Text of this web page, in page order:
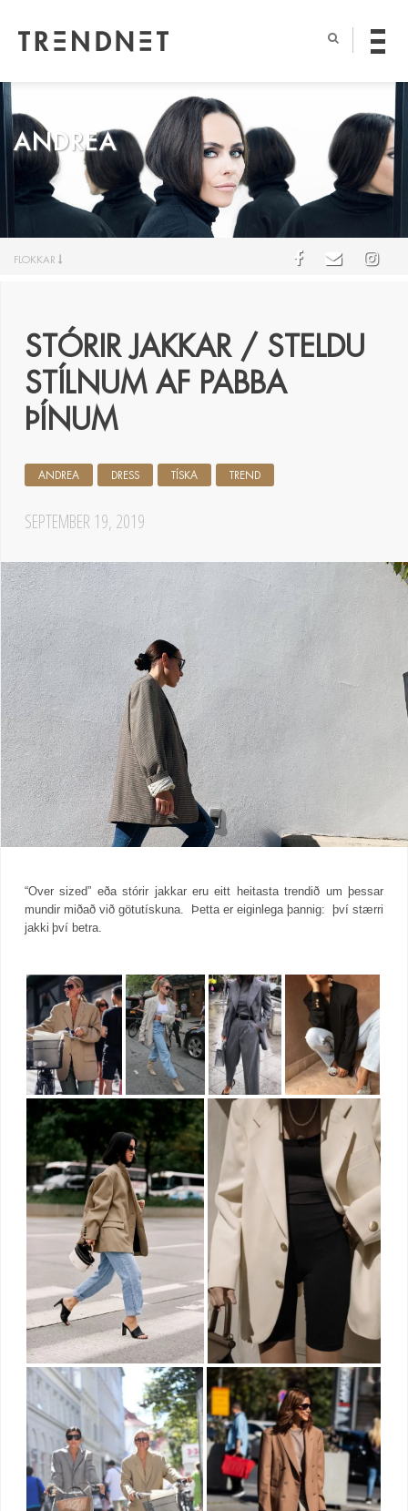
ANDREA
FLOKKAR
STÓRIR JAKKAR / STELDU
STÍLNUM AF PABBA
ÞÍNUM
SEPTEMBER 19, 2019
ANDREA DRESS TÍSKA TREND
“Over sized” eða stórir jakkar eru eitt heitasta trendið um þessar
mundir miðað við götutískuna. Þetta er eiginlega þannig: því stærri
jakki því betra.